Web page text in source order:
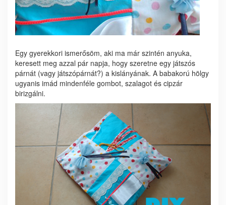
Egy gyerekkori ismerősöm, aki ma már szintén anyuka,
keresett meg azzal pár napja, hogy szeretne egy játszós
párnát (vagy játszópárnát?) a kislányának. A babakorú hölgy
ugyanis imád mindenféle gombot, szalagot és cipzár
birizgálni.